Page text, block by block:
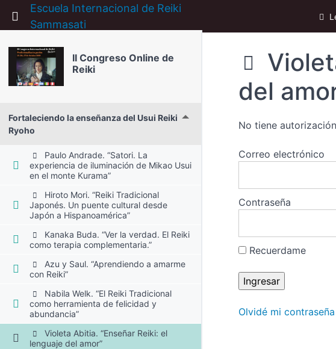
Return to course: II Congreso Online de Reiki
Escuela Internacional de Reiki
Sammasati
II Congreso Online de
Reiki
Fortaleciendo la enseñanza del Usui Reiki
Ryoho
Paulo Andrade. “Satori. La
experiencia de iluminación de Mikao Usui
en el monte Kurama”
Hiroto Mori. “Reiki Tradicional
Japonés. Un puente cultural desde
Japón a Hispanoamérica”
Kanaka Buda. “Ver la verdad. El Reiki
como terapia complementaria.”
Azu y Saul. “Aprendiendo a amarme
con Reiki”
Nabila Welk. “El Reiki Tradicional
como herramienta de felicidad y
abundancia”
Violeta Abitia. “Enseñar Reiki: el
lenguaje del amor”
del
No tiene
Correo electrónico
Contraseña
Recuerdame
Olvidé mi contraseña